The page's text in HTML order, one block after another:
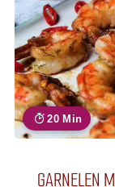
20 Min
GARNELEN